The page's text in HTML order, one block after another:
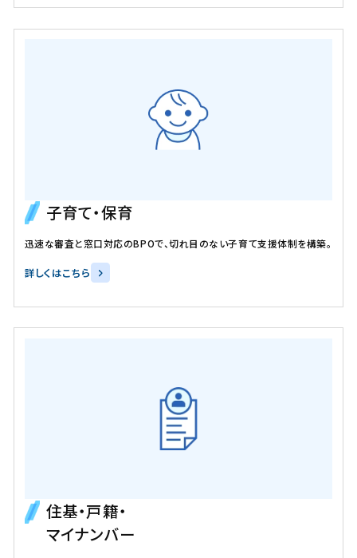
子育て・保育
迅速な審査と窓口対応のBPOで、切れ目のない子育て支援体制を構築。
詳しくはこちら
住基・戸籍・
マイナンバー